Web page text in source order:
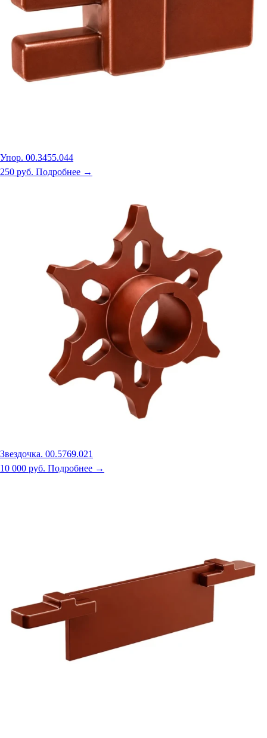
Упор. 00.3455.044
250 руб. Подробнее →
Звездочка. 00.5769.021
10 000 руб. Подробнее →